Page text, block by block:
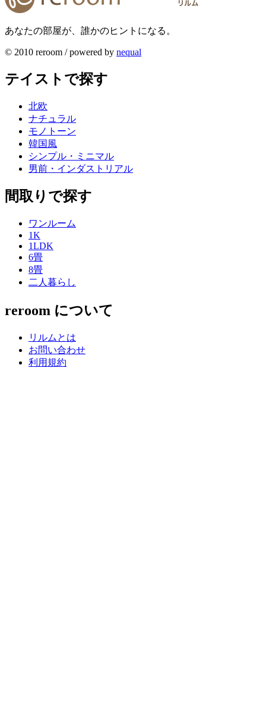
あなたの部屋が、誰かのヒントになる。
© 2010 reroom / powered by nequal
テイストで探す
北欧
ナチュラル
モノトーン
韓国風
シンプル・ミニマル
男前・インダストリアル
間取りで探す
ワンルーム
1K
1LDK
6畳
8畳
二人暮らし
reroom について
リルムとは
お問い合わせ
利用規約